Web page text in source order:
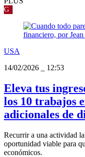
G
USA
14/02/2026
12:53
Eleva tus
los 10 trabajos
adicionales de
Recurrir a una actividad
oportunidad viable para
económicos.